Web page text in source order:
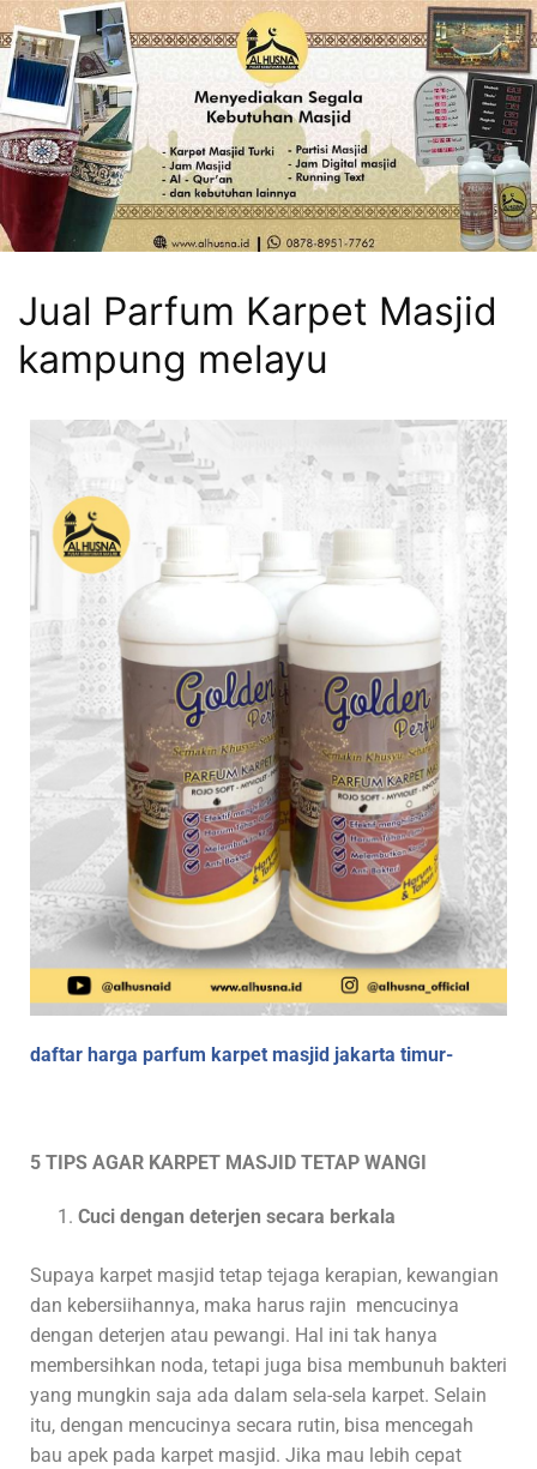
Jual Parfum Karpet Masjid
kampung melayu
daftar harga parfum karpet masjid jakarta timur-
5 TIPS AGAR KARPET MASJID TETAP WANGI
Cuci dengan deterjen secara berkala
Supaya karpet masjid tetap tejaga kerapian, kewangian
dan kebersiihannya, maka harus rajin mencucinya
dengan deterjen atau pewangi. Hal ini tak hanya
membersihkan noda, tetapi juga bisa membunuh bakteri
yang mungkin saja ada dalam sela-sela karpet. Selain
itu, dengan mencucinya secara rutin, bisa mencegah
bau apek pada karpet masjid. Jika mau lebih cepat